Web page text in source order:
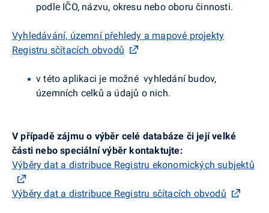
podle IČO, názvu, okresu nebo oboru činnosti.
Vyhledávání, územní přehledy a mapové projekty
Registru sčítacích obvodů
v této aplikaci je možné vyhledání budov,
územních celků a údajů o nich.
V případě zájmu o výběr celé databáze či její velké
části nebo speciální výběr kontaktujte:
Výběry dat a distribuce Registru ekonomických subjektů
Výběry dat a distribuce Registru sčítacích obvodů